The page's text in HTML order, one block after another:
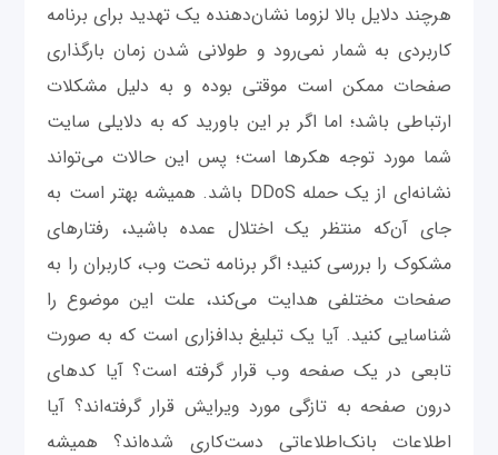
هرچند دلایل بالا لزوما نشان‌دهنده یک تهدید برای برنامه
کاربردی به شمار نمی‌رود و طولانی شدن زمان بارگذاری
صفحات ممکن است موقتی بوده و به دلیل مشکلات
ارتباطی باشد؛ اما اگر بر این باورید که به دلایلی سایت
شما مورد توجه هکرها است؛ پس این حالات می‌تواند
نشانه‌ای از یک حمله DDoS باشد. همیشه بهتر است به
جای آن‌که منتظر یک اختلال عمده باشید، رفتارهای
مشکوک را بررسی کنید؛ اگر برنامه تحت وب، کاربران را به
صفحات مختلفی هدایت می‌کند، علت این موضوع را
شناسایی کنید. آیا یک تبلیغ بدافزاری است که به صورت
تابعی در یک صفحه وب قرار گرفته است؟ آیا کدهای
درون صفحه به تازگی مورد ویرایش قرار گرفته‌اند؟ آیا
اطلاعات بانک‌اطلاعاتی دست‌کاری شده‌اند؟ همیشه